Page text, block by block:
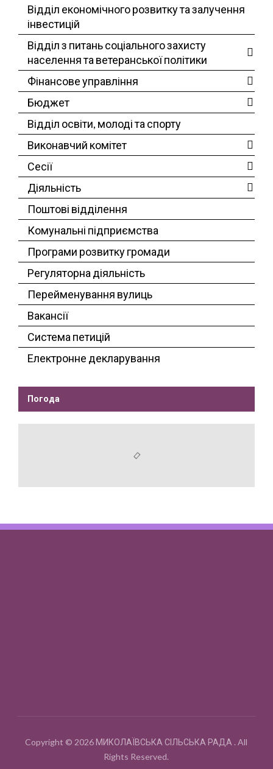
Відділ економічного розвитку та залучення
інвестицій
Відділ з питань соціального захисту
населення та ветеранської політики
Фінансове управління
Бюджет
Відділ освіти, молоді та спорту
Виконавчий комітет
Сесії
Діяльність
Поштові відділення
Комунальні підприємства
Програми розвитку громади
Регуляторна діяльність
Перейменування вулиць
Вакансії
Система петицій
Електронне декларування
Погода
Copyright © 2026 МИКОЛАЇВСЬКА СІЛЬСЬКА РАДА . All
Rights Reserved.